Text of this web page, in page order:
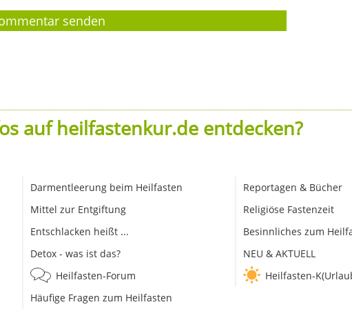
auf heilfastenkur.de entdecken?
Darmentleerung beim Heilfasten
Mittel zur Entgiftung
Entschlacken heißt ...
Detox - was ist das?
Heilfasten-Forum
Häufige Fragen zum Heilfasten
Reportagen & Bücher
Religiöse Fastenzeit
Besinnliches zum
NEU & AKTUELL
Heilfasten-